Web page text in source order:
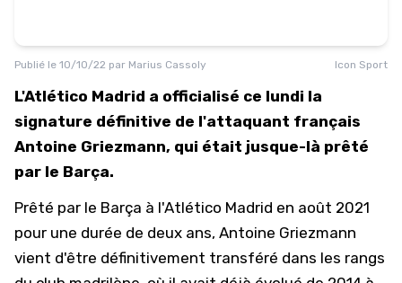
Publié le 10/10/22 par Marius Cassoly Icon Sport
L'Atlético Madrid a officialisé ce lundi la
signature définitive de l'attaquant français
Antoine Griezmann, qui était jusque-là prêté
par le Barça.
Prêté par le Barça à l'Atlético Madrid en août 2021
pour une durée de deux ans, Antoine Griezmann
vient d'être définitivement transféré dans les rangs